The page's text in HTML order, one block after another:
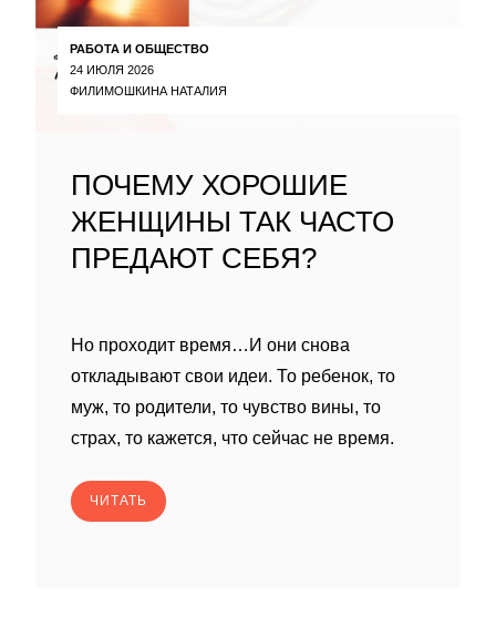
РАБОТА И ОБЩЕСТВО
24 ИЮЛЯ 2026
ФИЛИМОШКИНА НАТАЛИЯ
ПОЧЕМУ ХОРОШИЕ
ЖЕНЩИНЫ ТАК ЧАСТО
ПРЕДАЮТ СЕБЯ?
Но проходит время…И они снова
откладывают свои идеи. То ребенок, то
муж, то родители, то чувство вины, то
страх, то кажется, что сейчас не время.
ЧИТАТЬ